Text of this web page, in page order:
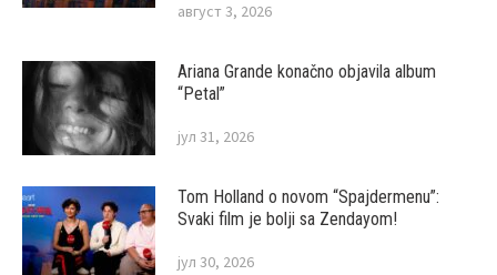
август 3, 2026
Ariana Grande konačno objavila album
“Petal”
јул 31, 2026
Tom Holland o novom “Spajdermenu”:
Svaki film je bolji sa Zendayom!
јул 30, 2026